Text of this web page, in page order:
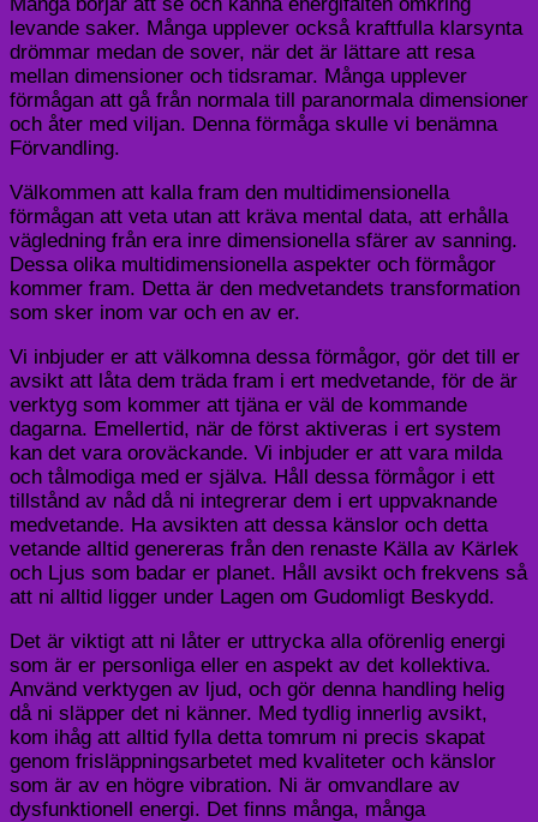
levande saker. Många upplever också kraftfulla klarsynta
drömmar medan de sover, när det är lättare att resa
mellan dimensioner och tidsramar. Många upplever
förmågan att gå från normala till paranormala dimensioner
och åter med viljan. Denna förmåga skulle vi benämna
Förvandling.
Välkommen att kalla fram den multidimensionella
förmågan att veta utan att kräva mental data, att erhålla
vägledning från era inre dimensionella sfärer av sanning.
Dessa olika multidimensionella aspekter och förmågor
kommer fram. Detta är den medvetandets transformation
som sker inom var och en av er.
Vi inbjuder er att välkomna dessa förmågor, gör det till er
avsikt att låta dem träda fram i ert medvetande, för de är
verktyg som kommer att tjäna er väl de kommande
dagarna. Emellertid, när de först aktiveras i ert system
kan det vara oroväckande. Vi inbjuder er att vara milda
och tålmodiga med er själva. Håll dessa förmågor i ett
tillstånd av nåd då ni integrerar dem i ert uppvaknande
medvetande. Ha avsikten att dessa känslor och detta
vetande alltid genereras från den renaste Källa av Kärlek
och Ljus som badar er planet. Håll avsikt och frekvens så
att ni alltid ligger under Lagen om Gudomligt Beskydd.
Det är viktigt att ni låter er uttrycka alla oförenlig energi
som är er personliga eller en aspekt av det kollektiva.
Använd verktygen av ljud, och gör denna handling helig
då ni släpper det ni känner. Med tydlig innerlig avsikt,
kom ihåg att alltid fylla detta tomrum ni precis skapat
genom frisläppningsarbetet med kvaliteter och känslor
som är av en högre vibration. Ni är omvandlare av
dysfunktionell energi. Det finns många, många